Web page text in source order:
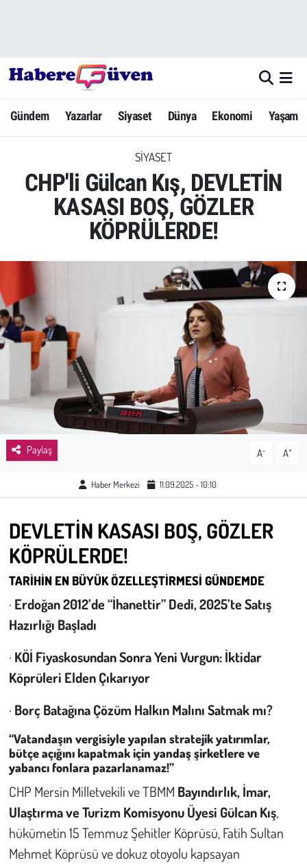
Gündem Yazarlar Siyaset Dünya Ekonomi Yaşam
SIYASET
CHP'li Gülcan Kış, DEVLETİN
KASASI BOŞ, GÖZLER
KÖPRÜLERDE!
Paylaş A- A+
Haber Merkezi 11.09.2025 - 10:10
DEVLETİN KASASI BOŞ, GÖZLER
KÖPRÜLERDE!
TARİHİN EN BÜYÜK ÖZELLEŞTİRMESİ GÜNDEMDE
· Erdoğan 2012’de “İhanettir” Dedi, 2025’te Satış
Hazırlığı Başladı
· KÖİ Fiyaskosundan Sonra Yeni Vurgun: İktidar
Köprüleri Elden Çıkarıyor
· Borç Batağına Çözüm Halkın Malını Satmak mı?
“Vatandaşın vergisiyle yapılan stratejik yatırımlar,
bütçe açığını kapatmak için yandaş şirketlere ve
yabancı fonlara pazarlanamaz!”
CHP Mersin Milletvekili ve TBMM Bayındırlık, İmar,
Ulaştırma ve Turizm Komisyonu Üyesi Gülcan Kış,
hükümetin 15 Temmuz Şehitler Köprüsü, Fatih Sultan
Mehmet Köprüsü ve dokuz otoyolu kapsayan
Yazarlar
Dünya
Ekonomi
Yerel Haberler
Eğitim
Sağlık
Kadın
Emek
Spor
Bilim - Teknoloji
İnsan Hakları
Hayvan Hakları
Galeri
Günün İçinden
Vefat İlanları
Tarih
Hukuk
Tarım
Hava Durumu
Trafik Durumu
Süper Lig Puan Durumu ve Fikstür
Tüm Manşetler
Son Dakika Haberleri
Haber Arşivi